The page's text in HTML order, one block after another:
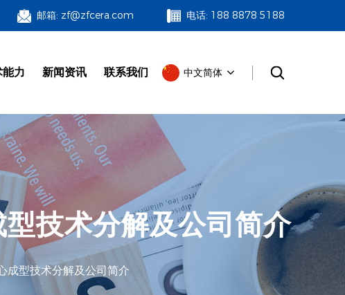
邮箱: zf@zfcera.com 电话: 188 8878 5188
力 新闻资讯 联系我们 中文简体
技术分解及公司简介
成型技术分解及公司简介